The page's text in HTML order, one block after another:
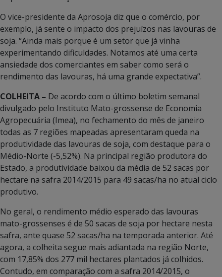
O vice-presidente da Aprosoja diz que o comércio, por
exemplo, já sente o impacto dos prejuízos nas lavouras de
soja. “Ainda mais porque é um setor que já vinha
experimentando dificuldades. Notamos até uma certa
ansiedade dos comerciantes em saber como será o
rendimento das lavouras, há uma grande expectativa”.
COLHEITA – De acordo com o último boletim semanal
divulgado pelo Instituto Mato-grossense de Economia
Agropecuária (Imea), no fechamento do mês de janeiro
todas as 7 regiões mapeadas apresentaram queda na
produtividade das lavouras de soja, com destaque para o
Médio-Norte (-5,52%). Na principal região produtora do
Estado, a produtividade baixou da média de 52 sacas por
hectare na safra 2014/2015 para 49 sacas/ha no atual ciclo
produtivo.
No geral, o rendimento médio esperado das lavouras
mato-grossenses é de 50 sacas de soja por hectare nesta
safra, ante quase 52 sacas/ha na temporada anterior. Até
agora, a colheita segue mais adiantada na região Norte,
com 17,85% dos 277 mil hectares plantados já colhidos.
Contudo, em comparação com a safra 2014/2015, o